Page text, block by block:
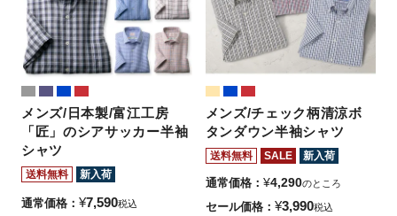
メンズ/日本製/富江工房
「匠」のシアサッカー半袖
シャツ
送料無料 新入荷
通常価格 ¥7,590税込
メンズ/チェック柄清涼ボ
タンダウン半袖シャツ
送料無料 SALE 新入荷
通常価格 ¥4,290のところ
セール価格 ¥3,990税込